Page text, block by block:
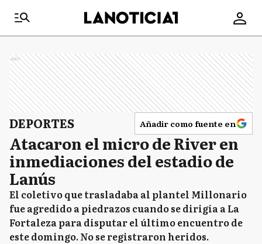
Ads
DEPORTES Añadir como fuente en
Atacaron el micro de River en
inmediaciones del estadio de
Lanús
El coletivo que trasladaba al plantel Millonario
fue agredido a piedrazos cuando se dirigía a La
Fortaleza para disputar el último encuentro de
este domingo. No se registraron heridos.